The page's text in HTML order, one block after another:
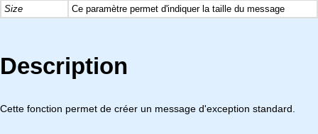
Size
Ce paramètre permet d'indiquer la taille du message
Description
Cette fonction permet de créer un message d'exception standard.